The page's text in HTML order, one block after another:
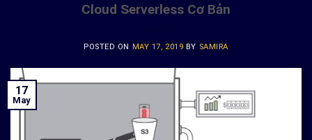
Cloud Serverless Cơ Bản
POSTED ON MAY 17, 2019 BY SAMIRA
17
May